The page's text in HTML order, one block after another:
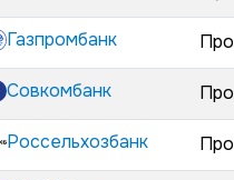
Газпромбанк
Совкомбанк
Россельхозбанк